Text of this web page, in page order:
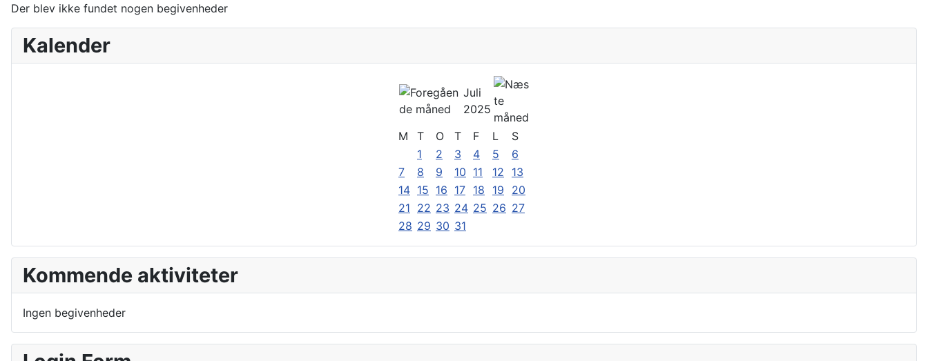
Der blev ikke fundet nogen begivenheder
Kalender
Juli
2025
M
T O T F L
S
1
2 3 4 5
6
7
8 9 10 11 12
13
14 15 16 17 18 19
20
21 22 23 24 25 26 27
28 29 30 31
Kommende aktiviteter
Ingen begivenheder